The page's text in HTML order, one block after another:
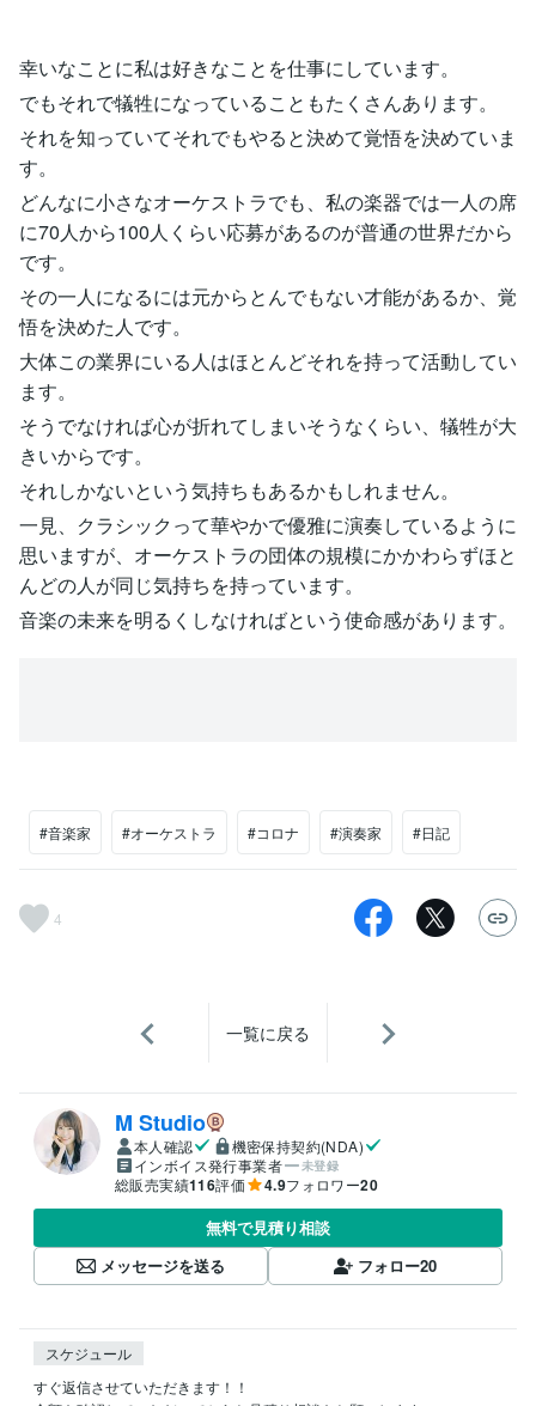
幸いなことに私は好きなことを仕事にしています。
でもそれで犠牲になっていることもたくさんあります。
それを知っていてそれでもやると決めて覚悟を決めていま
す。
どんなに小さなオーケストラでも、私の楽器では一人の席
に70人から100人くらい応募があるのが普通の世界だから
です。
その一人になるには元からとんでもない才能があるか、覚
悟を決めた人です。
大体この業界にいる人はほとんどそれを持って活動してい
ます。
そうでなければ心が折れてしまいそうなくらい、犠牲が大
きいからです。
それしかないという気持ちもあるかもしれません。
一見、クラシックって華やかで優雅に演奏しているように
思いますが、オーケストラの団体の規模にかかわらずほと
んどの人が同じ気持ちを持っています。
音楽の未来を明るくしなければという使命感があります。
#音楽家 #オーケストラ #コロナ #演奏家 #日記
4
一覧に戻る
M Studio
本人確認
機密保持契約(NDA)
インボイス発行事業者
未登録
総販売実績116評価 4.9フォロワー20
無料で見積り相談
メッセージを送る
フォロー20
スケジュール
すぐ返信させていただきます！！